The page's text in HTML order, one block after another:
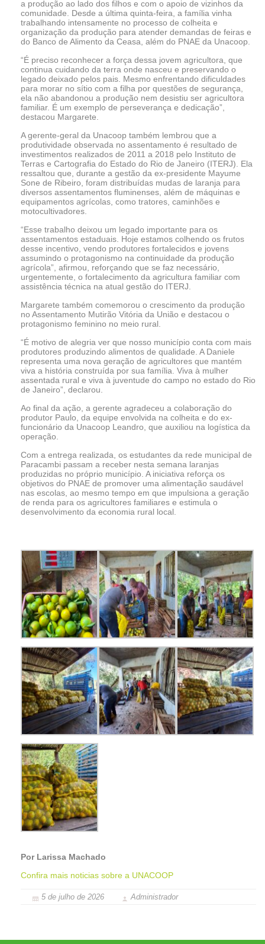
a produção ao lado dos filhos e com o apoio de vizinhos da
comunidade. Desde a última quinta-feira, a família vinha
trabalhando intensamente no processo de colheita e
organização da produção para atender demandas de feiras e
do Banco de Alimento da Ceasa, além do PNAE da Unacoop.
“É preciso reconhecer a força dessa jovem agricultora, que
continua cuidando da terra onde nasceu e preservando o
legado deixado pelos pais. Mesmo enfrentando dificuldades
para morar no sítio com a filha por questões de segurança,
ela não abandonou a produção nem desistiu ser agricultora
familiar. É um exemplo de perseverança e dedicação”,
destacou Margarete.
A gerente-geral da Unacoop também lembrou que a
produtividade observada no assentamento é resultado de
investimentos realizados de 2011 a 2018 pelo Instituto de
Terras e Cartografia do Estado do Rio de Janeiro (ITERJ). Ela
ressaltou que, durante a gestão da ex-presidente Mayume
Sone de Ribeiro, foram distribuídas mudas de laranja para
diversos assentamentos fluminenses, além de máquinas e
equipamentos agrícolas, como tratores, caminhões e
motocultivadores.
“Esse trabalho deixou um legado importante para os
assentamentos estaduais. Hoje estamos colhendo os frutos
desse incentivo, vendo produtores fortalecidos e jovens
assumindo o protagonismo na continuidade da produção
agrícola”, afirmou, reforçando que se faz necessário,
urgentemente, o fortalecimento da agricultura familiar com
assistência técnica na atual gestão do ITERJ.
Margarete também comemorou o crescimento da produção
no Assentamento Mutirão Vitória da União e destacou o
protagonismo feminino no meio rural.
“É motivo de alegria ver que nosso município conta com mais
produtores produzindo alimentos de qualidade. A Daniele
representa uma nova geração de agricultores que mantém
viva a história construída por sua família. Viva à mulher
assentada rural e viva à juventude do campo no estado do Rio
de Janeiro”, declarou.
Ao final da ação, a gerente agradeceu a colaboração do
produtor Paulo, da equipe envolvida na colheita e do ex-
funcionário da Unacoop Leandro, que auxiliou na logística da
operação.
Com a entrega realizada, os estudantes da rede municipal de
Paracambi passam a receber nesta semana laranjas
produzidas no próprio município. A iniciativa reforça os
objetivos do PNAE de promover uma alimentação saudável
nas escolas, ao mesmo tempo em que impulsiona a geração
de renda para os agricultores familiares e estimula o
desenvolvimento da economia rural local.
Por Larissa Machado
Confira mais noticias sobre a UNACOOP
5 de julho de 2026 Administrador